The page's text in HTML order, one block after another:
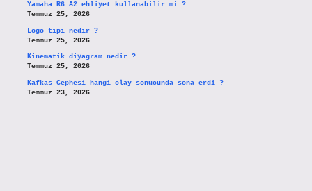
Yamaha R6 A2 ehliyet kullanabilir mi ?
Temmuz 25, 2026
Logo tipi nedir ?
Temmuz 25, 2026
Kinematik diyagram nedir ?
Temmuz 25, 2026
Kafkas Cephesi hangi olay sonucunda sona erdi ?
Temmuz 23, 2026